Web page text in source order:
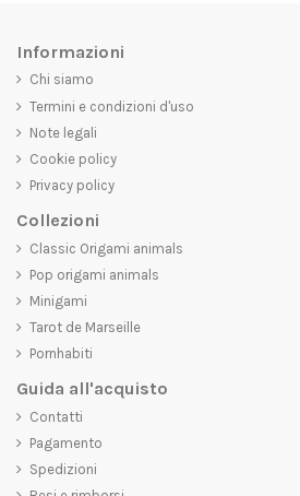
Informazioni
Chi siamo
Termini e condizioni d'uso
Note legali
Cookie policy
Privacy policy
Collezioni
Classic Origami animals
Pop origami animals
Minigami
Tarot de Marseille
Pornhabiti
Guida all'acquisto
Contatti
Pagamento
Spedizioni